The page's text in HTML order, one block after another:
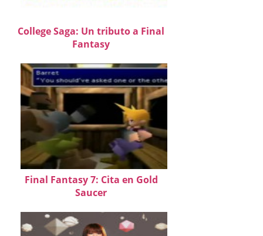
College Saga: Un tributo a Final
Fantasy
Final Fantasy 7: Cita en Gold
Saucer